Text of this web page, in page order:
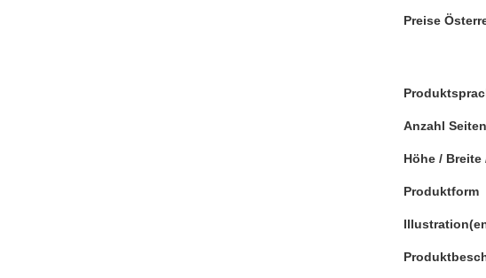
Preise
Anzahl Seiten
Höhe / Breite
Produktform